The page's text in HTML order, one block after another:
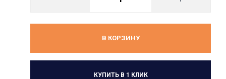
В КОРЗИНУ
КУПИТЬ В 1 КЛИК